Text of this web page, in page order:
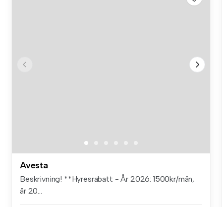
Avesta
Beskrivning! **Hyresrabatt - År 2026: 1500kr/mån,
år 20...